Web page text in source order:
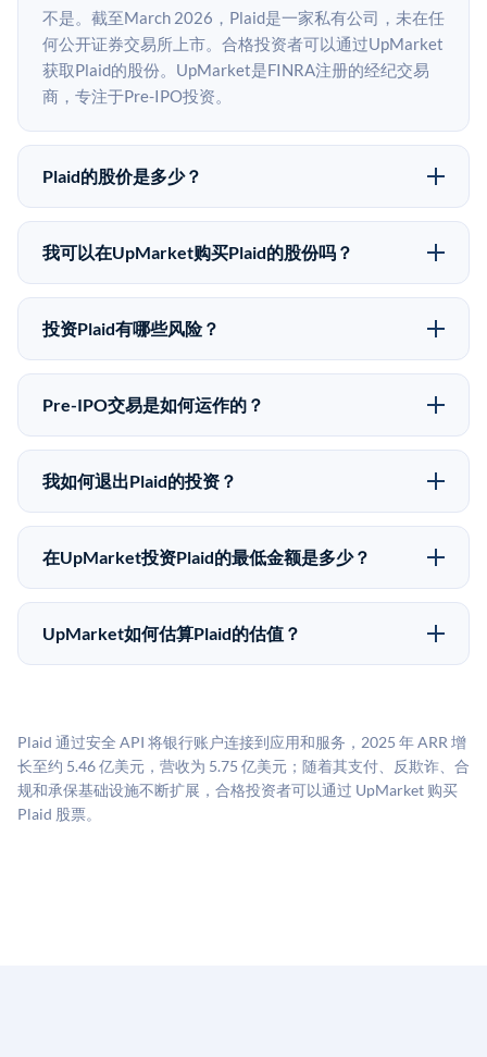
不是。截至March 2026，Plaid是一家私有公司，未在任
何公开证券交易所上市。合格投资者可以通过UpMarket
获取Plaid的股份。UpMarket是FINRA注册的经纪交易
商，专注于Pre-IPO投资。
Plaid的股价是多少？
Plaid没有公开股价，因为它是一家私有公司。最近的已
知股价来自其最近一轮融资。 二级市场上的Pre-IPO股
同。
我可以在UpMarket购买Plaid的股份吗？
可以。合格投资者可以通过填写本页表单或在
upmarket.co创建账户来表达对Plaid股份的投资意向。所
50,000美元。UpMarket是FINRA注册的经纪交易商，
自2019年以来已经纪超过5亿美元的另类投资。
投资Plaid有哪些风险？
Pre-IPO投资存在重大风险。Plaid的股份流动性低，意
味着没有公开市场可以快速出售。不存在确定的退出时
可能全部损失的准备。私有公司的估值在融资轮次之间
可能大幅波动。投资者应在投资前咨询其财务顾问并审
Pre-IPO交易是如何运作的？
在Pre-IPO交易中，合格投资者通过二级市场平台从现有
股东（如员工、早期投资者或其他持有人）处购买股
为FINRA注册的经纪交易商促成这些交易，代表双方处
理合规、文件和结算事宜。
我如何退出Plaid的投资？
Pre-IPO持股主要有两种退出途径：在二级市场将股份出
售给其他买家，或持有直到公司完成IPO或被收购。两
市场条件。任何退出的时间都是不可预测的，投资者应
做好多年持有的准备。
在UpMarket投资Plaid的最低金额是多少？
UpMarket上大多数Pre-IPO产品的最低投资金额为
50,000美元。具体金额可能因产品和股份供应情况而有
UpMarket如何估算Plaid的估值？
司可比倍数应用私有公司折扣，以反映流动性不足和信
息不对称。此估值不构成投资建议，可能与实际交易价
格存在重大差异。
Plaid 通过安全 API 将银行账户连接到应用和服务，2025 年 ARR 增
长至约 5.46 亿美元，营收为 5.75 亿美元；随着其支付、反欺诈、合
规和承保基础设施不断扩展，合格投资者可以通过 UpMarket 购买
Plaid 股票。